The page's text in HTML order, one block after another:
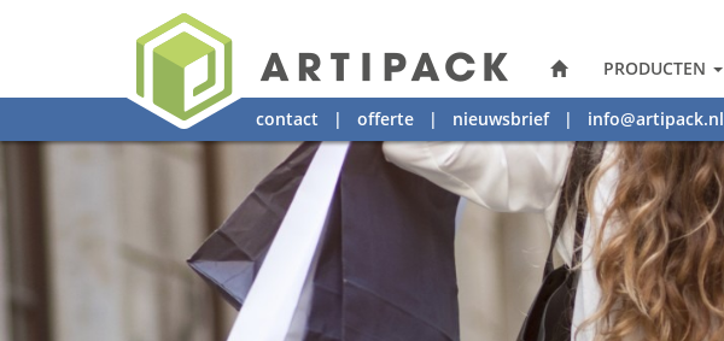
PRODUCTEN
contact | offerte | nieuwsbrief| info@artipack.nl